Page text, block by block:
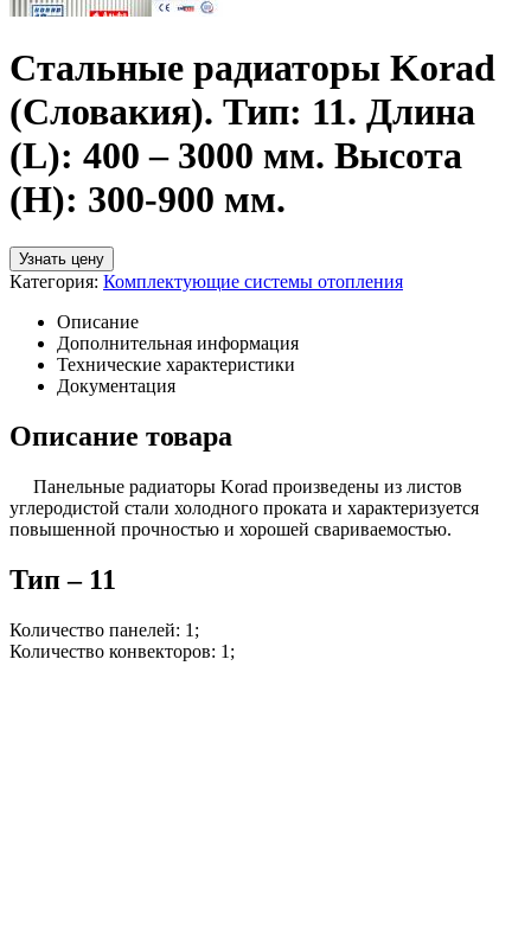
Стальные радиаторы Korad
(Словакия). Тип: 11. Длина
(L): 400 – 3000 мм. Высота
(H): 300-900 мм.
Узнать цену
Категория: Комплектующие системы отопления
Описание
Дополнительная информация
Технические характеристики
Документация
Описание товара
Панельные радиаторы Korad произведены из листов
углеродистой стали холодного проката и характеризуется
повышенной прочностью и хорошей свариваемостью.
Тип – 11
Количество панелей: 1;
Количество конвекторов: 1;